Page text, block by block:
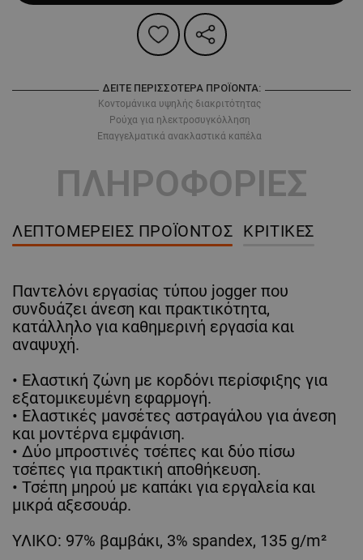
ΔΕΊΤΕ ΠΕΡΙΣΣΌΤΕΡΑ ΠΡΟΪΌΝΤΑ:
Κοντομάνικα υψηλής διακριτότητας
Ρούχα για ηλεκτροσυγκόλληση
Επαγγελματικά ανακλαστικά καπέλα
ΠΛΗΡΟΦΟΡΙΕΣ
ΛΕΠΤΟΜΈΡΕΙΕΣ ΠΡΟΪΌΝΤΟΣ ΚΡΙΤΙΚΈΣ
Παντελόνι εργασίας τύπου jogger που
συνδυάζει άνεση και πρακτικότητα,
κατάλληλο για καθημερινή εργασία και
αναψυχή.
• Ελαστική ζώνη με κορδόνι περίσφιξης για
εξατομικευμένη εφαρμογή.
• Ελαστικές μανσέτες αστραγάλου για άνεση
και μοντέρνα εμφάνιση.
• Δύο μπροστινές τσέπες και δύο πίσω
τσέπες για πρακτική αποθήκευση.
• Τσέπη μηρού με καπάκι για εργαλεία και
μικρά αξεσουάρ.
ΥΛΙΚΟ: 97% βαμβάκι, 3% spandex, 135 g/m²